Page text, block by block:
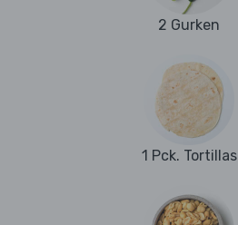
2 Gurken
1 Pck. Tortillas